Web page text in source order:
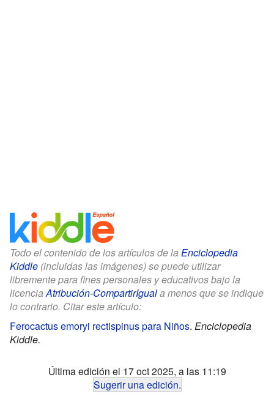
Todo el contenido de los artículos de la Enciclopedia
Kiddle (incluidas las imágenes) se puede utilizar
libremente para fines personales y educativos bajo la
licenciaAtribución-CompartirIguala menos que se indique
lo contrario. Citar este artículo:
Ferocactus emoryi rectispinus para Niños. Enciclopedia
Kiddle.
Última edición el 17 oct 2025, a las 11:19
Sugerir una edición.